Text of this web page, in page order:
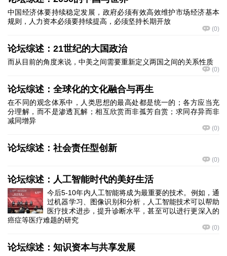
中国经济体要持续稳定发展，政府必须有效高效维护市场经济基本
规则，人力资本必须要持续提高，必须坚持长期开放
(0)
论坛综述：21世纪的大国政治
而从目前的角度来说，中美之间需要重新定义两国之间的关系性质
(0)
论坛综述：全球化的文化融合与再生
在不同的观念体系中，人类思想的最高处都是统一的；各方应当充
分理解，而不是渗透瓦解；相互欣赏而非孤芳自赏；求同存异而非
减同增异
(0)
论坛综述：社会责任型创新
(0)
论坛综述：人工智能时代的美好生活
今后5-10年内人工智能将成为最重要的技术。例如，通
过机器学习、图像识别和分析，人工智能技术可以帮助
医疗技术进步，提升诊断水平，甚至可以进行更深入的
癌症等医疗难题的研究
(0)
论坛综述：知识资本与共享发展